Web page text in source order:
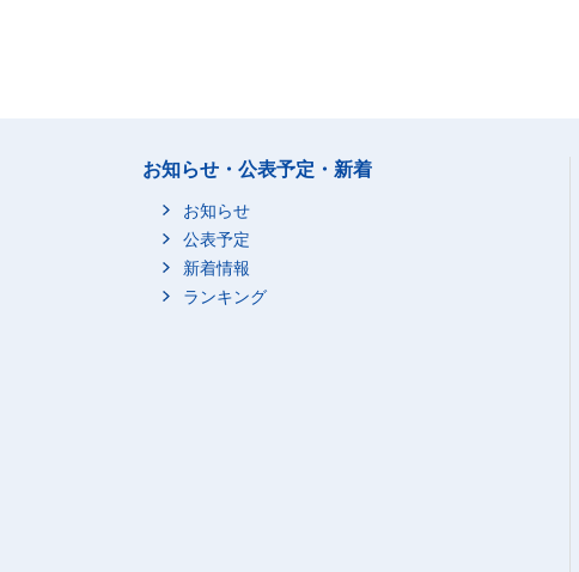
お知らせ・公表予定・新着
お知らせ
公表予定
新着情報
ランキング